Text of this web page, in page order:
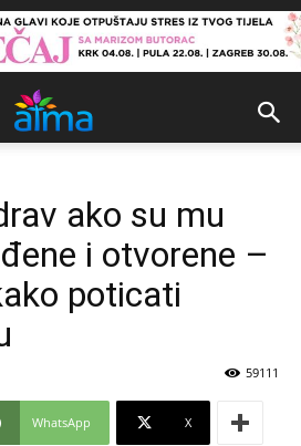
ako su mu
i otvorene –
poticati
59111
WhatsApp X